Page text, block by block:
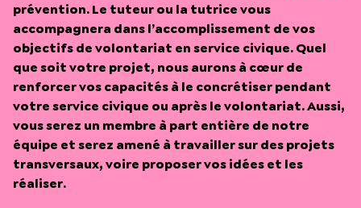
prévention. Le tuteur ou la tutrice vous
accompagnera dans l’accomplissement de vos
objectifs de volontariat en service civique. Quel
que soit votre projet, nous aurons à cœur de
renforcer vos capacités à le concrétiser pendant
votre service civique ou après le volontariat. Aussi,
vous serez un membre à part entière de notre
équipe et serez amené à travailler sur des projets
transversaux, voire proposer vos idées et les
réaliser.